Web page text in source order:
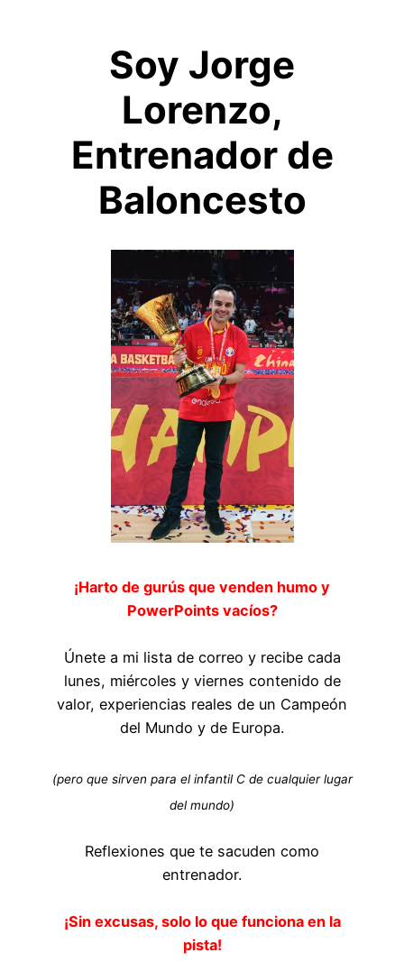
Soy Jorge
Lorenzo,
Entrenador de
Baloncesto
¡Harto de gurús que venden humo y
PowerPoints vacíos?
Únete a mi lista de correo y recibe cada
lunes, miércoles y viernes contenido de
valor, experiencias reales de un Campeón
del Mundo y de Europa.
(pero que sirven para el infantil C de cualquier lugar
del mundo)
Reflexiones que te sacuden como
entrenador.
¡Sin excusas, solo lo que funciona en la
pista!